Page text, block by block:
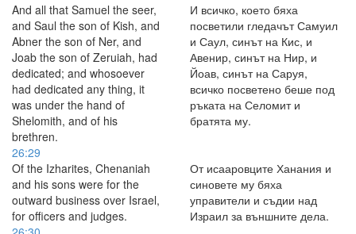
And all that Samuel the seer,
and Saul the son of Kish, and
Abner the son of Ner, and
Joab the son of Zeruiah, had
dedicated; and whosoever
had dedicated any thing, it
was under the hand of
Shelomith, and of his
brethren.
И всичко, което бяха
посветили гледачът Самуил
и Саул, синът на Кис, и
Авенир, синът на Нир, и
Йоав, синът на Саруя,
всичко посветено беше под
ръката на Селомит и
братята му.
26:29
Of the Izharites, Chenaniah
and his sons were for the
outward business over Israel,
for officers and judges.
От исааровците Ханания и
синовете му бяха
управители и съдии над
Израил за външните дела.